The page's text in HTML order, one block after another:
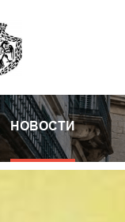
НОВОСТИ